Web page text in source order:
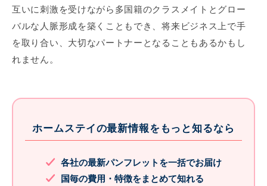
互いに刺激を受けながら多国籍のクラスメイトとグロー
バルな人脈形成を築くこともでき、将来ビジネス上で手
を取り合い、大切なパートナーとなることもあるかもし
れません。
ホームステイの最新情報をもっと知るなら
各社の最新パンフレットを一括でお届け
国毎の費用・特徴をまとめて知れる